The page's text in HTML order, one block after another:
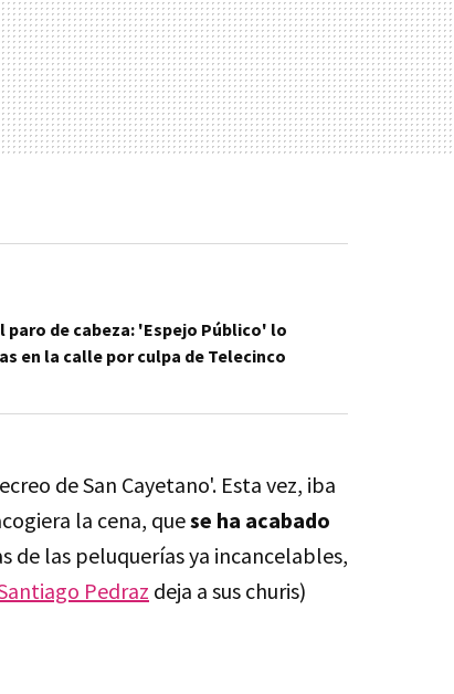
paro de cabeza: 'Espejo Público' lo
en la calle por culpa de Telecinco
de San Cayetano'. Esta vez, iba
la cena, quese ha acabado
de las peluquerías ya incancelables,
Pedraz deja a sus churis)